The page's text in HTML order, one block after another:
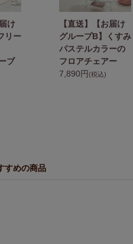
け
リー
ブ
【直送】【お届け
グループB】くすみ
パステルカラーの
フロアチェアー
7,890円 (税込)
すめの商品